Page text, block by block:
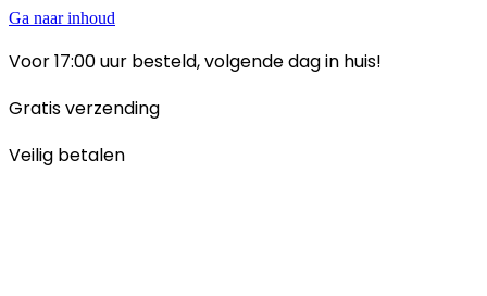
Ga naar inhoud
Voor 17:00 uur besteld, volgende dag in huis!
Gratis verzending
Veilig betalen